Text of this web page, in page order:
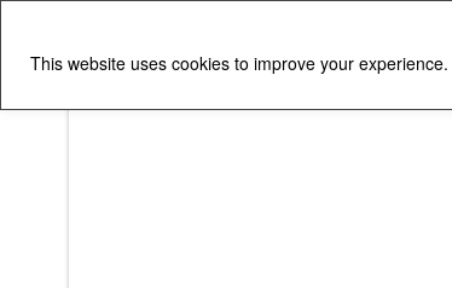
This website uses cookies to improve your